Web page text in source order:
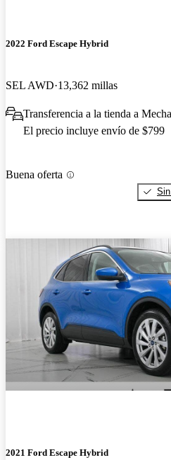
2022 Ford Escape Hybrid
SEL AWD 13,362 millas
Transferencia a la tienda a
El precio incluye envío de $799
Buena oferta
2021 Ford Escape Hybrid